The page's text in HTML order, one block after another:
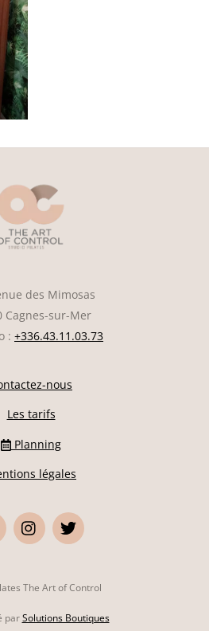
des Mimosas
Cagnes-sur-Mer
: +336.43.11.03.73
nous
Les tarifs
Planning
légales
The Art of Control
parSolutions Boutiques